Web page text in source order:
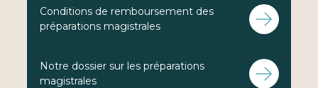
Conditions de remboursement des
préparations magistrales
Notre dossier sur les préparations
magistrales